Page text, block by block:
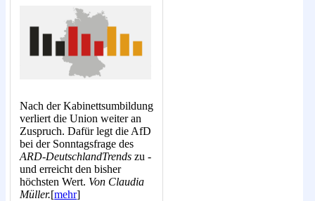
Nach der Kabinettsumbildung
verliert die Union weiter an
Zuspruch. Dafür legt die AfD
bei der Sonntagsfrage des
ARD-DeutschlandTrends zu -
und erreicht den bisher
höchsten Wert. Von Claudia
Müller.[mehr]